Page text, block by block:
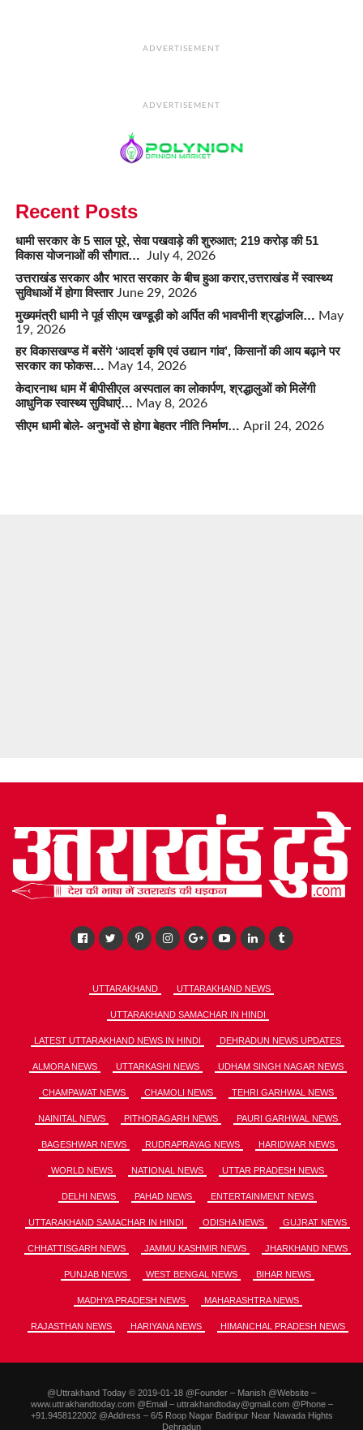
ADVERTISEMENT
ADVERTISEMENT
Recent Posts
धामी सरकार के 5 साल पूरे, सेवा पखवाड़े की शुरुआत; 219 करोड़ की 51
विकास योजनाओं की सौगात…
July 4, 2026
उत्तराखंड सरकार और भारत सरकार के बीच हुआ करार,उत्तराखंड में स्वास्थ्य
सुविधाओं में होगा विस्तार June 29, 2026
मुख्यमंत्री धामी ने पूर्व सीएम खण्डूड़ी को अर्पित की भावभीनी श्रद्धांजलि… May
19, 2026
हर विकासखण्ड में बसेंगे ‘आदर्श कृषि एवं उद्यान गांव’, किसानों की आय बढ़ाने पर
सरकार का फोकस… May 14, 2026
केदारनाथ धाम में बीपीसीएल अस्पताल का लोकार्पण, श्रद्धालुओं को मिलेंगी
आधुनिक स्वास्थ्य सुविधाएं… May 8, 2026
सीएम धामी बोले- अनुभवों से होगा बेहतर नीति निर्माण… April 24, 2026
UTTARAKHAND UTTARAKHAND NEWS
UTTARAKHAND SAMACHAR IN HINDI
LATEST UTTARAKHAND NEWS IN HINDI DEHRADUN NEWS UPDATES
ALMORA NEWS UTTARKASHI NEWS UDHAM SINGH NAGAR NEWS
CHAMPAWAT NEWS CHAMOLI NEWS TEHRI GARHWAL NEWS
NAINITAL NEWS PITHORAGARH NEWS PAURI GARHWAL NEWS
BAGESHWAR NEWS RUDRAPRAYAG NEWS HARIDWAR NEWS
WORLD NEWS NATIONAL NEWS UTTAR PRADESH NEWS
DELHI NEWS PAHAD NEWS ENTERTAINMENT NEWS
UTTARAKHAND SAMACHAR IN HINDI ODISHA NEWS GUJRAT NEWS
CHHATTISGARH NEWS JAMMU KASHMIR NEWS JHARKHAND NEWS
PUNJAB NEWS WEST BENGAL NEWS BIHAR NEWS
MADHYA PRADESH NEWS MAHARASHTRA NEWS
RAJASTHAN NEWS HARIYANA NEWS HIMANCHAL PRADESH NEWS
@Uttrakhand Today © 2019-01-18 @Founder – Manish @Website –
www.uttrakhandtoday.com @Email – uttrakhandtoday@gmail.com @Phone –
+91.9458122002 @Address – 6/5 Roop Nagar Badripur Near Nawada Hights
Dehradun